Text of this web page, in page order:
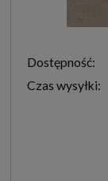
Dostępność:
Czas wysyłki: